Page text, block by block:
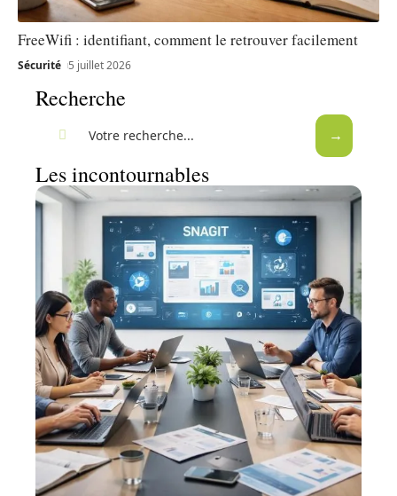
FreeWifi : identifiant, comment le retrouver facilement
Sécurité 5 juillet 2026
Recherche
Les incontournables